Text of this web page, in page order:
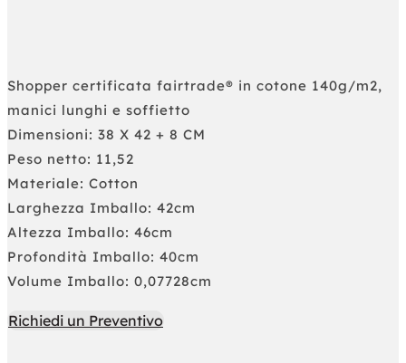
Shopper certificata fairtrade® in cotone 140g/m2,
manici lunghi e soffietto
Dimensioni: 38 X 42 + 8 CM
Peso netto: 11,52
Materiale: Cotton
Larghezza Imballo: 42cm
Altezza Imballo: 46cm
Profondità Imballo: 40cm
Volume Imballo: 0,07728cm
Richiedi un Preventivo